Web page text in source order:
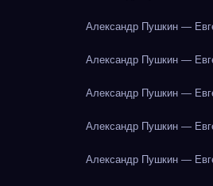
Александр Пушкин —
Александр Пушкин —
Александр Пушкин —
Александр Пушкин —
Александр Пушкин —